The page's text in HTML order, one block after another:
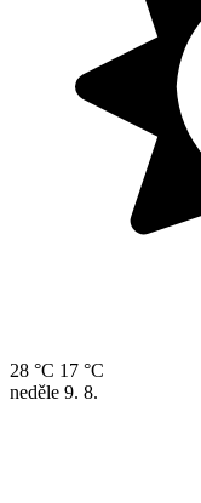
28 °C 17 °C
neděle 9. 8.